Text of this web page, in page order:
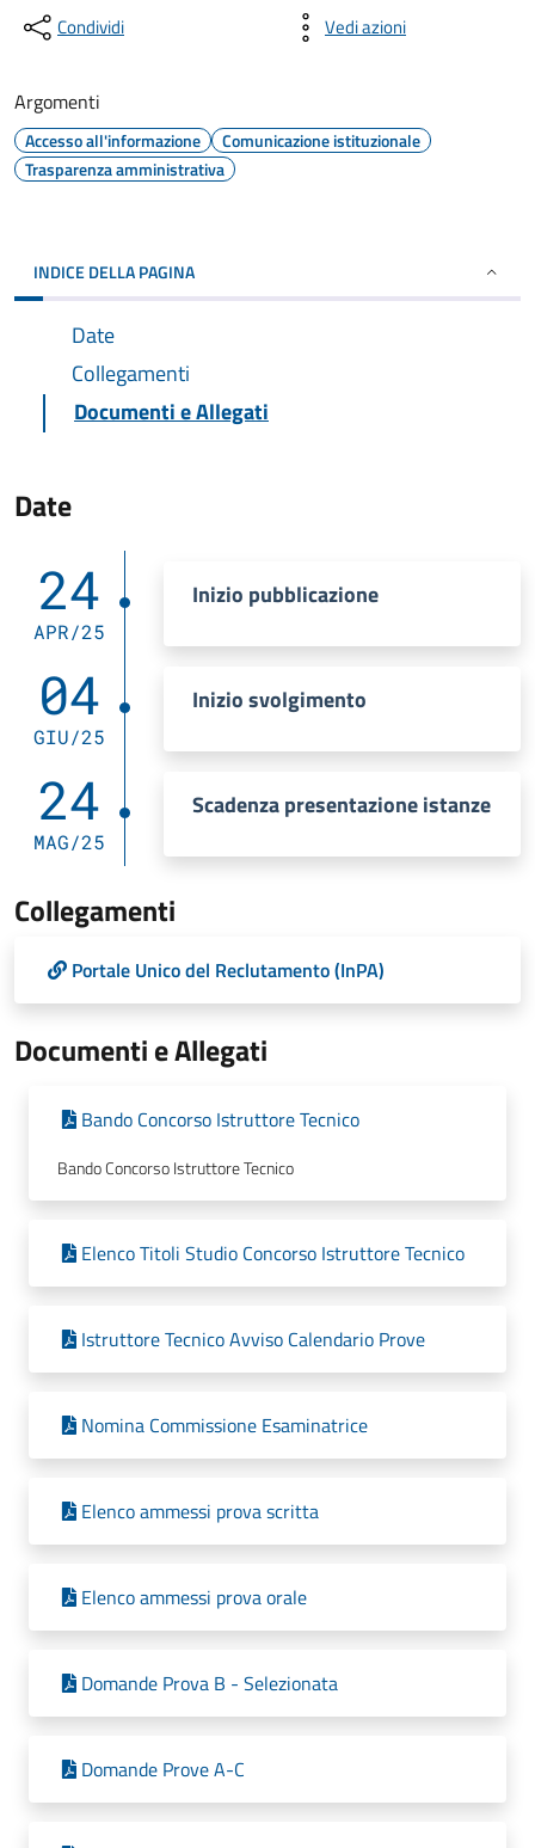
Condividi Vedi azioni
Argomenti
Accesso all'informazione
Comunicazione istituzionale
Trasparenza amministrativa
INDICE DELLA PAGINA
Date
Collegamenti
Documenti e Allegati
Date
24
APR/25
Inizio pubblicazione
04
GIU/25
Inizio svolgimento
24
MAG/25
Scadenza presentazione istanze
Collegamenti
Portale Unico del Reclutamento (InPA)
Documenti e Allegati
Bando Concorso Istruttore Tecnico
Bando Concorso Istruttore Tecnico
Elenco Titoli Studio Concorso Istruttore Tecnico
Istruttore Tecnico Avviso Calendario Prove
Nomina Commissione Esaminatrice
Elenco ammessi prova scritta
Elenco ammessi prova orale
Domande Prova B - Selezionata
Domande Prove A-C